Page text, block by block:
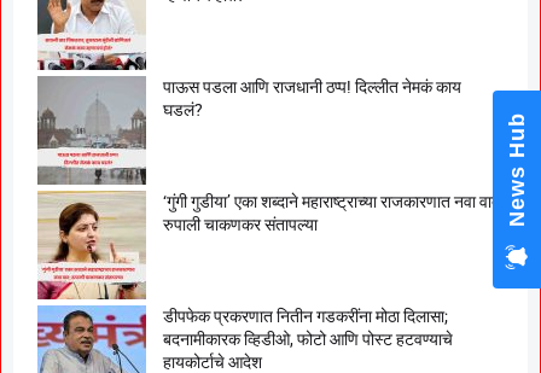
पाऊस पडला आणि राजधानी ठप्प! दिल्लीत नेमकं काय
घडलं?
‘गुंगी गुडीया’ एका शब्दाने महाराष्ट्राच्या राजकारणात नवा वाद;
रुपाली चाकणकर संतापल्या
डीपफेक प्रकरणात नितीन गडकरींना मोठा दिलासा;
बदनामीकारक व्हिडीओ, फोटो आणि पोस्ट हटवण्याचे
हायकोर्टाचे आदेश
News Hub